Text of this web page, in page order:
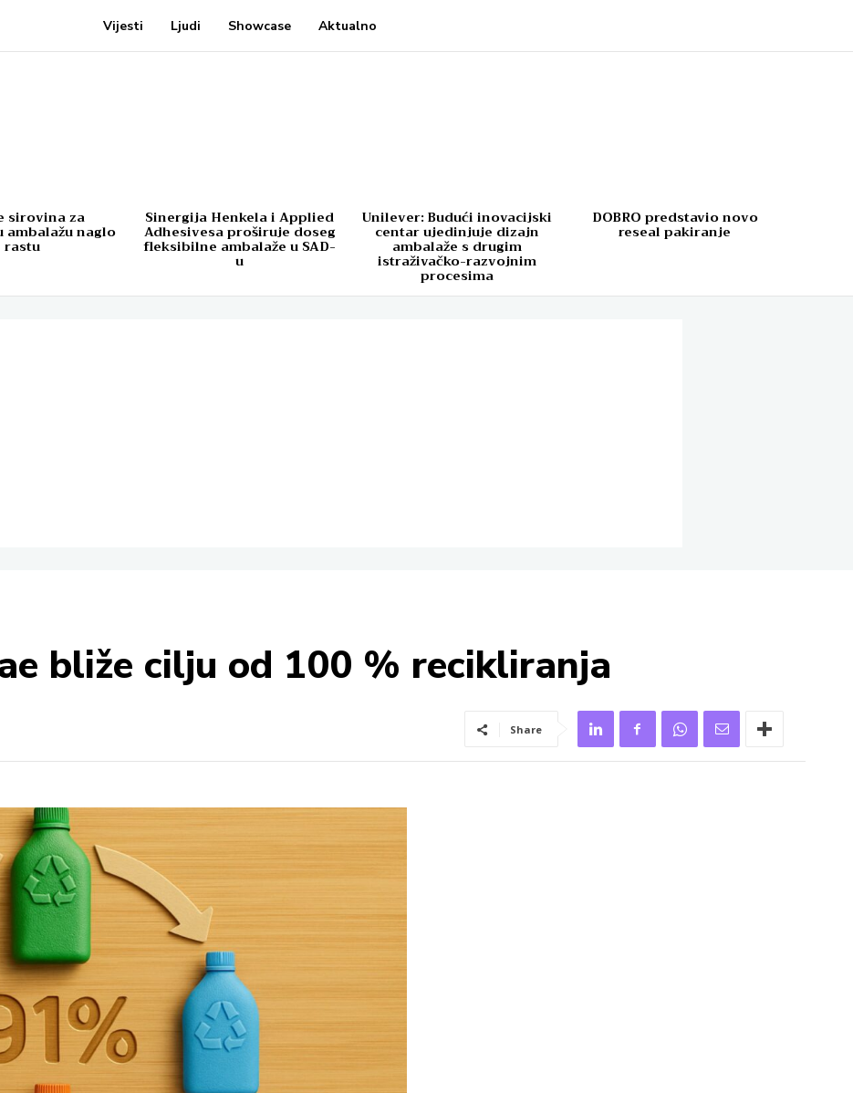
Vijesti Ljudi Showcase Aktualno
sirovina za
naglo
rastu
Sinergija Henkela i Applied
Adhesivesa proširuje doseg
fleksibilne ambalaže u SAD-
u
Unilever: Budući inovacijski
centar ujedinjuje dizajn
ambalaže s drugim
istraživačko-razvojnim
procesima
DOBRO predstavio novo
reseal pakiranje
bliže cilju od 100 % recikliranja
Share